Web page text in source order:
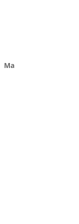
Ma